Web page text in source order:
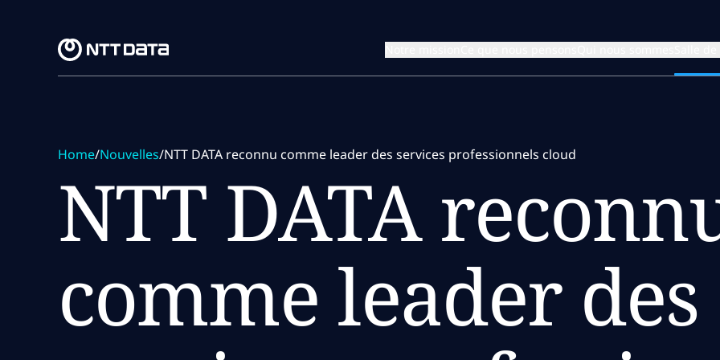
Home/Nouvelles/NTT DATA reconnu comme leader des services professionnels cloud
NTT DATA
comme leader des